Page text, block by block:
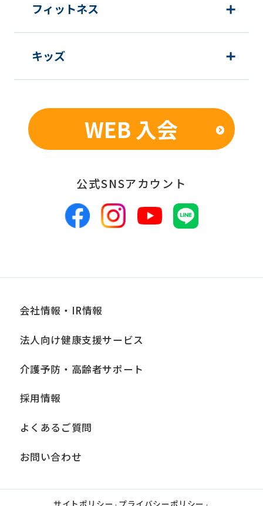
フィットネス
キッズ
WEB 入会
公式SNSアカウント
会社情報・IR情報
法人向け健康支援サービス
介護予防・高齢者サポート
採用情報
よくあるご質問
お問い合わせ
サイトポリシー プライバシーポリシー